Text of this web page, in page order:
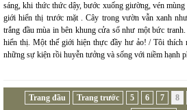
sáng, khi thức thức dậy, bước xuống giường, vén mùng
giới hiển thị trước mặt . Cây trong vườn vẫn xanh
trắng đầu mùa in bên khung cửa sổ như một bức
hiển thị. Một thế giới hiện thực đầy hư ảo! / Tôi thích
những sự kiện rồi huyễn tưởng và sống với niềm hạnh
Trang đầu Trang trước 5 6 7 8